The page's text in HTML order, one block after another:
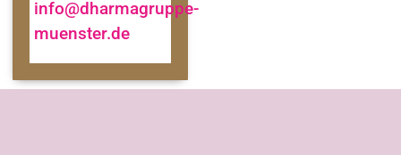
info@dharmagruppe-
muenster.de